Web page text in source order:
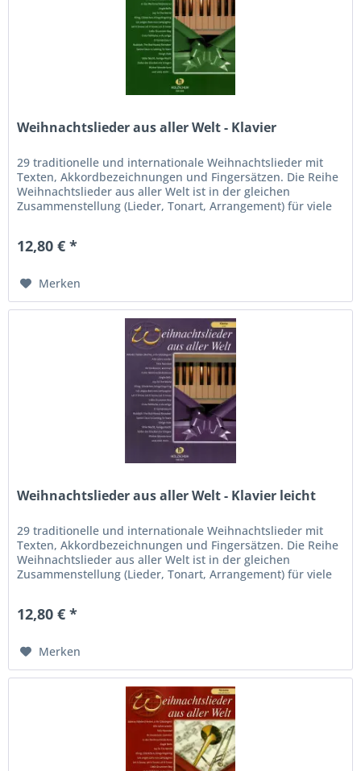
Weihnachtslieder aus aller Welt - Klavier
29 traditionelle und internationale Weihnachtslieder mit
Texten, Akkordbezeichnungen und Fingersätzen. Die Reihe
Weihnachtslieder aus aller Welt ist in der gleichen
Zusammenstellung (Lieder, Tonart, Arrangement) für viele
12,80 € *
Merken
Weihnachtslieder aus aller Welt - Klavier leicht
29 traditionelle und internationale Weihnachtslieder mit
Texten, Akkordbezeichnungen und Fingersätzen. Die Reihe
Weihnachtslieder aus aller Welt ist in der gleichen
Zusammenstellung (Lieder, Tonart, Arrangement) für viele
12,80 € *
Merken